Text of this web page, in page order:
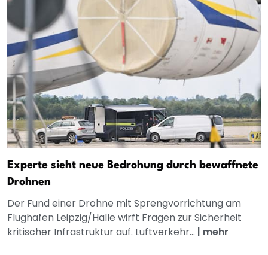
Experte sieht neue Bedrohung durch bewaffnete
Drohnen
Der Fund einer Drohne mit Sprengvorrichtung am
Flughafen Leipzig/Halle wirft Fragen zur Sicherheit
kritischer Infrastruktur auf. Luftverkehr... | mehr